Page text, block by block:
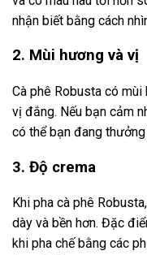
nhận biết bằng cách
2. Mùi hương và vị
Cà phê Robusta có
vị đắng. Nếu bạn cảm
có thể bạn đang
3. Độ crema
Khi pha cà phê
dày và bền hơn. Đặc
khi pha chế bằng các